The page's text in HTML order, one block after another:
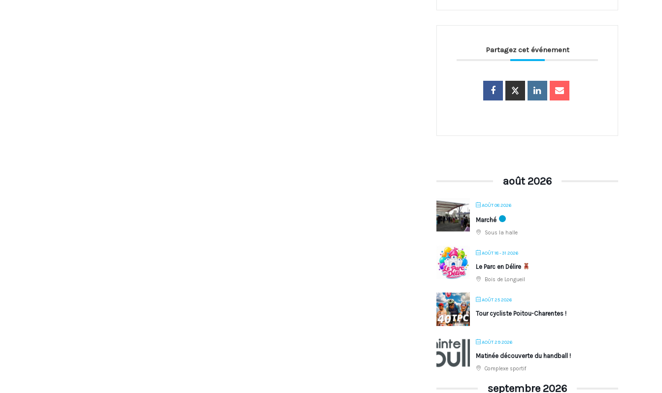
Partagez cet événement
août 2026
AOÛT 08 2026
Marché
Sous la halle
AOÛT 18 - 31 2026
Le Parc en Délire
Bois de Longueil
AOÛT 25 2026
Tour cycliste Poitou-Charentes !
AOÛT 29 2026
Matinée découverte du handball !
Complexe sportif
septembre 2026